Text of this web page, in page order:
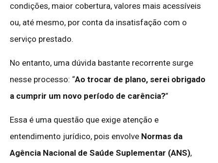
condições, maior cobertura, valores mais acessíveis
ou, até mesmo, por conta da insatisfação com o
serviço prestado.
No entanto, uma dúvida bastante recorrente surge
nesse processo: “Ao trocar de plano, serei obrigado
a cumprir um novo período de carência?”
Essa é uma questão que exige atenção e
entendimento jurídico, pois envolve Normas da
Agência Nacional de Saúde Suplementar (ANS),